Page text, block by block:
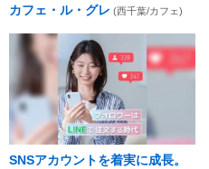
カフェ・ル・グレ (西千葉/カフェ)
SNSアカウントを着実に成長。